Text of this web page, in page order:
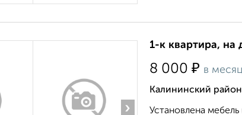
›
1-к квартира, на
8 000 ₽ в
Калининский
Установлена